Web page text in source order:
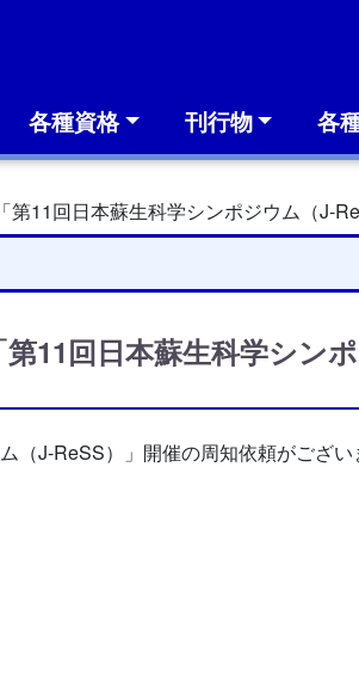
各種資格 刊行物 各
第11回日本蘇生科学シンポジウム（J-
11回日本蘇生科学シン
J-ReSS）」開催の周知依頼がござい